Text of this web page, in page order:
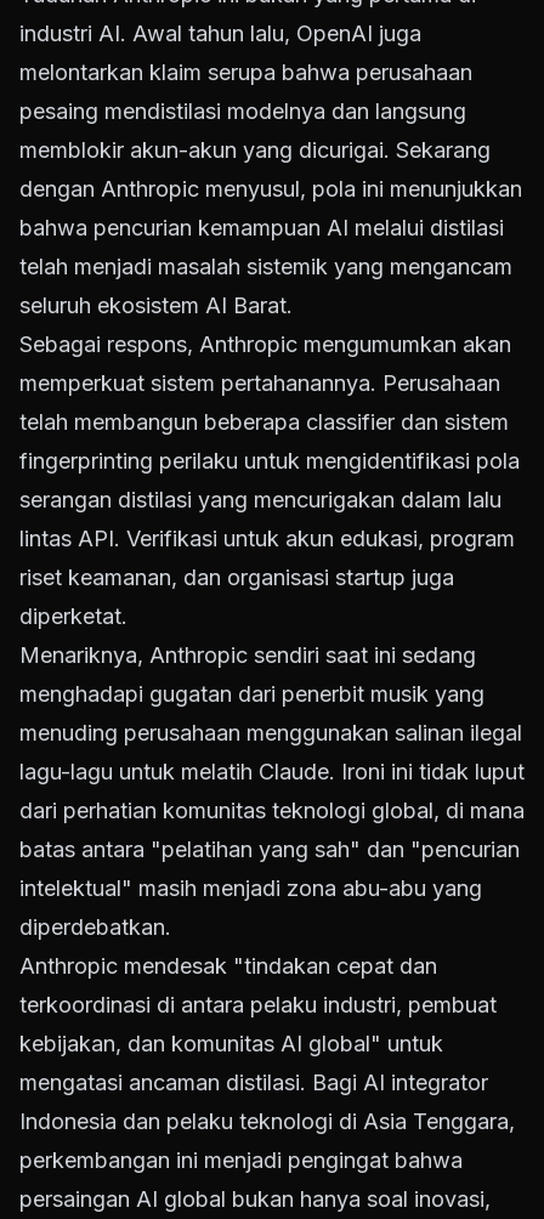
industri AI. Awal tahun lalu, OpenAI juga
melontarkan klaim serupa bahwa perusahaan
pesaing mendistilasi modelnya dan langsung
memblokir akun-akun yang dicurigai. Sekarang
dengan Anthropic menyusul, pola ini menunjukkan
bahwa pencurian kemampuan AI melalui distilasi
telah menjadi masalah sistemik yang mengancam
seluruh ekosistem AI Barat.
Sebagai respons, Anthropic mengumumkan akan
memperkuat sistem pertahanannya. Perusahaan
telah membangun beberapa classifier dan sistem
fingerprinting perilaku untuk mengidentifikasi pola
serangan distilasi yang mencurigakan dalam lalu
lintas API. Verifikasi untuk akun edukasi, program
riset keamanan, dan organisasi startup juga
diperketat.
Menariknya, Anthropic sendiri saat ini sedang
menghadapi gugatan dari penerbit musik yang
menuding perusahaan menggunakan salinan ilegal
lagu-lagu untuk melatih Claude. Ironi ini tidak luput
dari perhatian komunitas teknologi global, di mana
batas antara "pelatihan yang sah" dan "pencurian
intelektual" masih menjadi zona abu-abu yang
diperdebatkan.
Anthropic mendesak "tindakan cepat dan
terkoordinasi di antara pelaku industri, pembuat
kebijakan, dan komunitas AI global" untuk
mengatasi ancaman distilasi. Bagi AI integrator
Indonesia dan pelaku teknologi di Asia Tenggara,
perkembangan ini menjadi pengingat bahwa
persaingan AI global bukan hanya soal inovasi,